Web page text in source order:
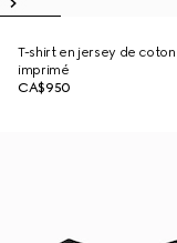
T-shirt en jersey de
imprimé
CA$950